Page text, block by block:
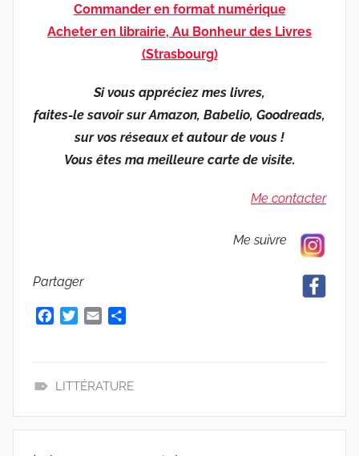
Commander en format numérique
Acheter en librairie, Au Bonheur des Livres
(Strasbourg)
Si vous appréciez mes livres,
faites-le savoir sur Amazon, Babelio, Goodreads,
sur vos réseaux et autour de vous !
Vous êtes ma meilleure carte de visite.
Me contacter
Me suivre
Partager
b
o
t
r
l
a
e
E
LITTÉRATURE